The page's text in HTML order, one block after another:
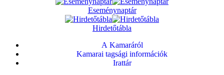
Eseménynaptár
Hirdetőtábla
A Kamaráról
Kamarai tagsági információk
Irattár